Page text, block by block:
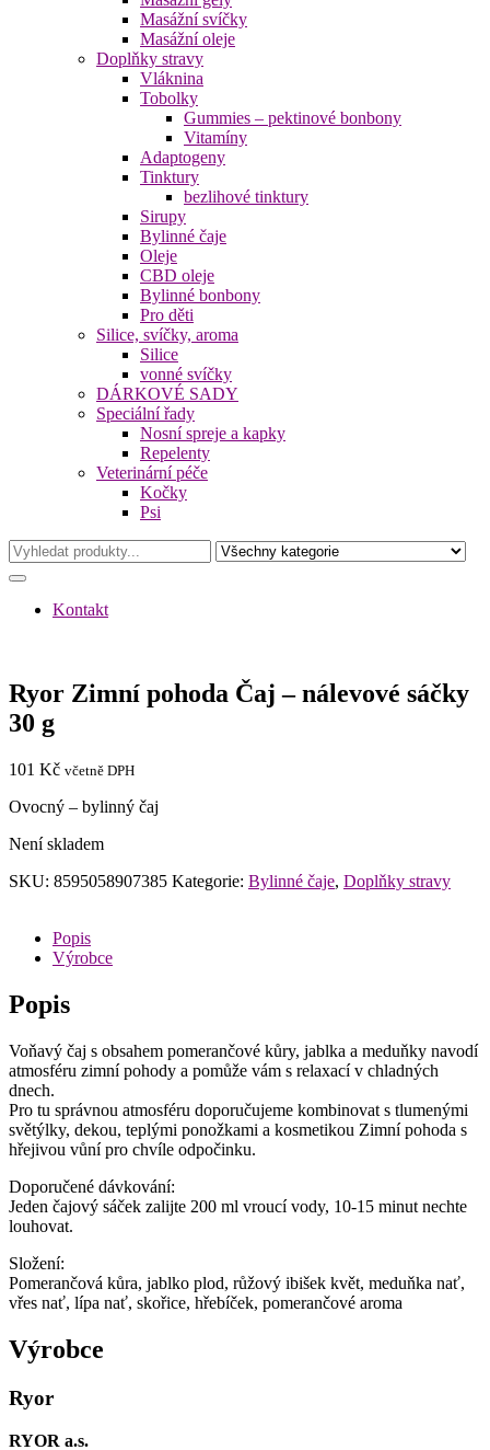
Masážní svíčky
Masážní oleje
Doplňky stravy
Vláknina
Tobolky
Gummies – pektinové bonbony
Vitamíny
Adaptogeny
Tinktury
bezlihové tinktury
Sirupy
Bylinné čaje
Oleje
CBD oleje
Bylinné bonbony
Pro děti
Silice, svíčky, aroma
Silice
vonné svíčky
DÁRKOVÉ SADY
Speciální řady
Nosní spreje a kapky
Repelenty
Veterinární péče
Kočky
Psi
Kontakt
Ryor Zimní pohoda Čaj – nálevové sáčky
30 g
101 Kč včetně DPH
Ovocný – bylinný čaj
Není skladem
SKU: 8595058907385 Kategorie: Bylinné čaje, Doplňky stravy
Popis
Výrobce
Popis
Voňavý čaj s obsahem pomerančové kůry, jablka a meduňky navodí
atmosféru zimní pohody a pomůže vám s relaxací v chladných
dnech.
Pro tu správnou atmosféru doporučujeme kombinovat s tlumenými
světýlky, dekou, teplými ponožkami a kosmetikou Zimní pohoda s
hřejivou vůní pro chvíle odpočinku.
Doporučené dávkování:
Jeden čajový sáček zalijte 200 ml vroucí vody, 10-15 minut nechte
louhovat.
Složení:
Pomerančová kůra, jablko plod, růžový ibišek květ, meduňka nať,
vřes nať, lípa nať, skořice, hřebíček, pomerančové aroma
Výrobce
Ryor
RYOR a.s.